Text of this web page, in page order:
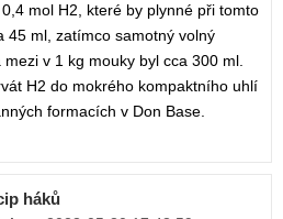
mol H2, které by plynné při tomto
45 ml, zatímco samotný volný
v 1 kg mouky byl cca 300 ml.
H2 do mokrého kompaktního uhlí
formacích v Don Base.
háků